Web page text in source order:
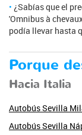
¿Sabías que el
'Omnibus à
podía llevar hasta
Porque
Hacia Italia
Autobús Sevilla
Autobús Sevilla